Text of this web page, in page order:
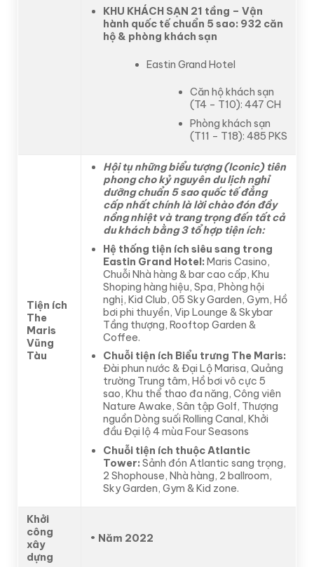
KHU KHÁCH SẠN 21 tầng – Vận
hành quốc tế chuẩn 5 sao: 932 căn
hộ & phòng khách sạn
Eastin Grand Hotel
Căn hộ khách sạn
(T4 – T10): 447 CH
Phòng khách sạn
(T11 – T18): 485 PKS
Tiện ích
The
Maris
Vũng
Tàu
Hội tụ những biểu tượng (Iconic) tiên
phong cho kỷ nguyên du lịch nghỉ
dưỡng chuẩn 5 sao quốc tế đẳng
cấp nhất chính là lời chào đón đầy
nồng nhiệt và trang trọng đến tất cả
du khách bằng 3 tổ hợp tiện ích:
Hệ thống tiện ích siêu sang trong
Eastin Grand Hotel:Maris Casino,
Chuỗi Nhà hàng & bar cao cấp, Khu
Shoping hàng hiệu, Spa, Phòng hội
nghị, Kid Club, 05 Sky Garden, Gym, Hồ
bơi phi thuyền, Vip Lounge & Skybar
Tầng thượng, Rooftop Garden &
Coffee.
Chuỗi tiện ích Biểu trưng The Maris:
Đài phun nước & Đại Lộ Marisa, Quảng
trường Trung tâm, Hồ bơi vô cực 5
sao, Khu thể thao đa năng, Công viên
Nature Awake, Sân tập Golf, Thượng
nguồn Dòng suối Rolling Canal, Khởi
đầu Đại lộ 4 mùa Four Seasons
Chuỗi tiện ích thuộc Atlantic
Tower:Sảnh đón Atlantic sang trọng,
2 Shophouse, Nhà hàng, 2 ballroom,
Sky Garden, Gym & Kid zone.
Khởi
công
xây
dựng
• Năm 2022